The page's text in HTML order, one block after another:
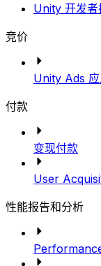
Unity 开发者
竞价
Unity Ads
付款
变现付款
User
性能报告和分析